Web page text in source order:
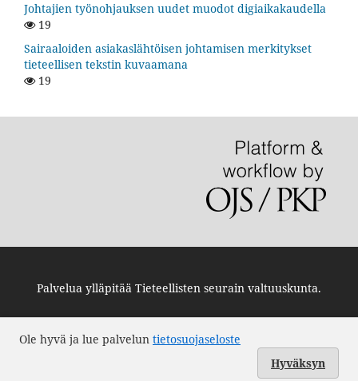
Johtajien työnohjauksen uudet muodot digiaikakaudella
19
Sairaaloiden asiakaslähtöisen johtamisen merkitykset
tieteellisen tekstin kuvaamana
19
Ole hyvä ja lue palvelun tietosuojaseloste
Hyväksyn
Palvelua ylläpitää Tieteellisten seurain valtuuskunta.